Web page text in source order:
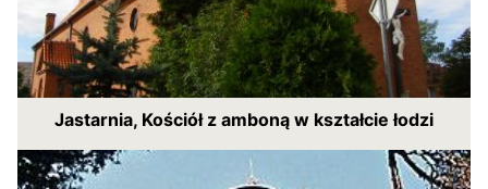
Jastarnia, Kościół z amboną w kształcie łodzi